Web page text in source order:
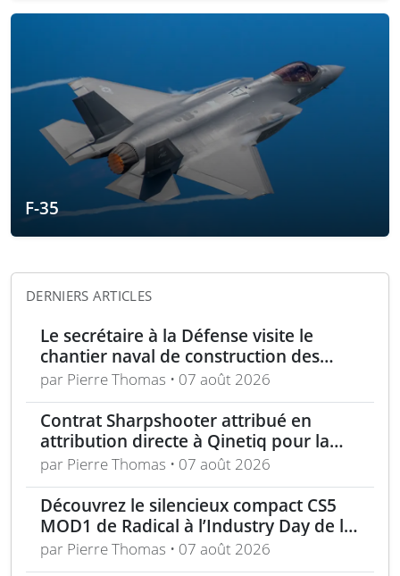
F-35
DERNIERS ARTICLES
Le secrétaire à la Défense visite le
chantier naval de construction des
frégates Type 31 à Rosyth
par Pierre Thomas • 07 août 2026
Contrat Sharpshooter attribué en
attribution directe à Qinetiq pour la
période 2026-2028
par Pierre Thomas • 07 août 2026
Découvrez le silencieux compact CS5
MOD1 de Radical à l’Industry Day de la
Marine la semaine prochaine
par Pierre Thomas • 07 août 2026